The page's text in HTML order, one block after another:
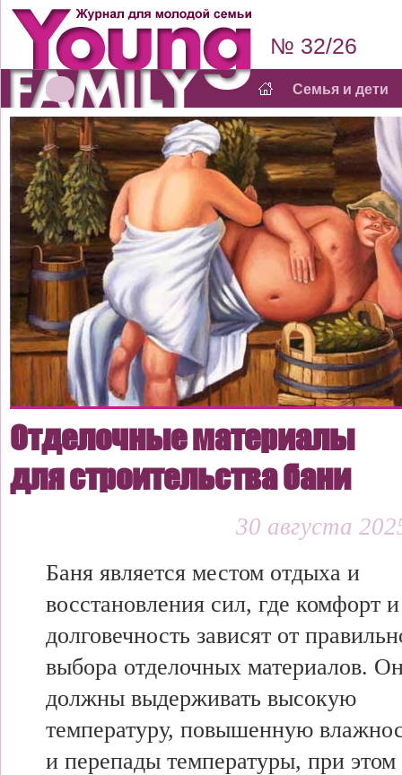
№ 32/26
Семья и дети
Отделочные материалы
для строительства бани
30 августа
Баня является местом отдыха и
восстановления сил, где комфорт и
долговечность зависят от
выбора отделочных материалов.
должны выдерживать высокую
температуру, повышенную
и перепады температуры, при этом